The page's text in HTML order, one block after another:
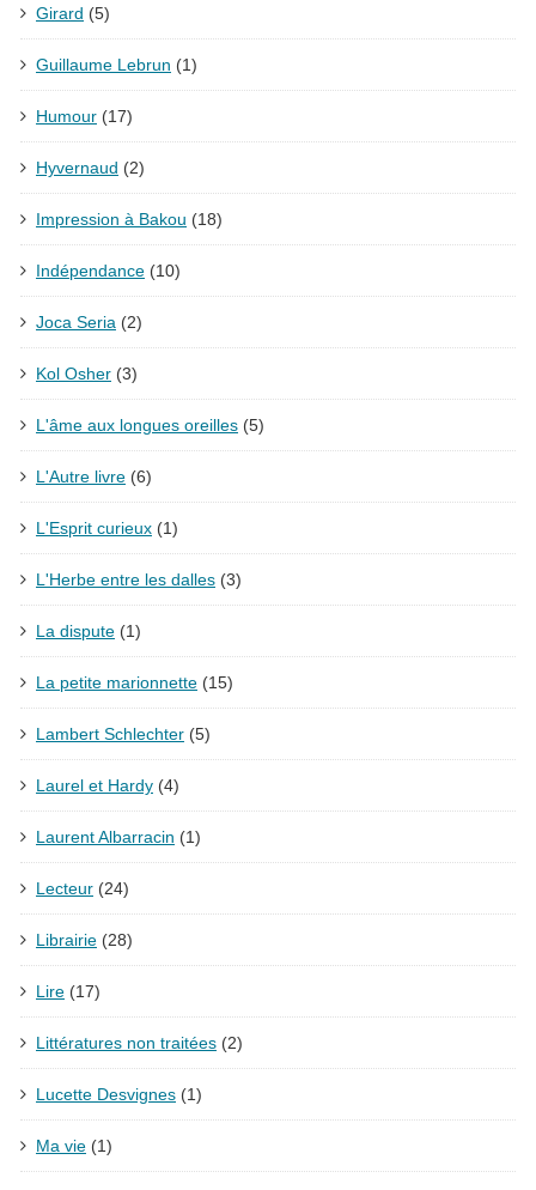
Girard (5)
Guillaume Lebrun (1)
Humour (17)
Hyvernaud (2)
Impression à Bakou (18)
Indépendance (10)
Joca Seria (2)
Kol Osher (3)
L'âme aux longues oreilles (5)
L'Autre livre (6)
L'Esprit curieux (1)
L'Herbe entre les dalles (3)
La dispute (1)
La petite marionnette (15)
Lambert Schlechter (5)
Laurel et Hardy (4)
Laurent Albarracin (1)
Lecteur (24)
Librairie (28)
Lire (17)
Littératures non traitées (2)
Lucette Desvignes (1)
Ma vie (1)